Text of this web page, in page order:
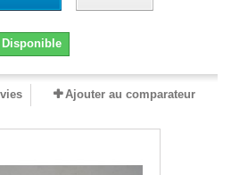
Disponible
Ajouter au comparateur